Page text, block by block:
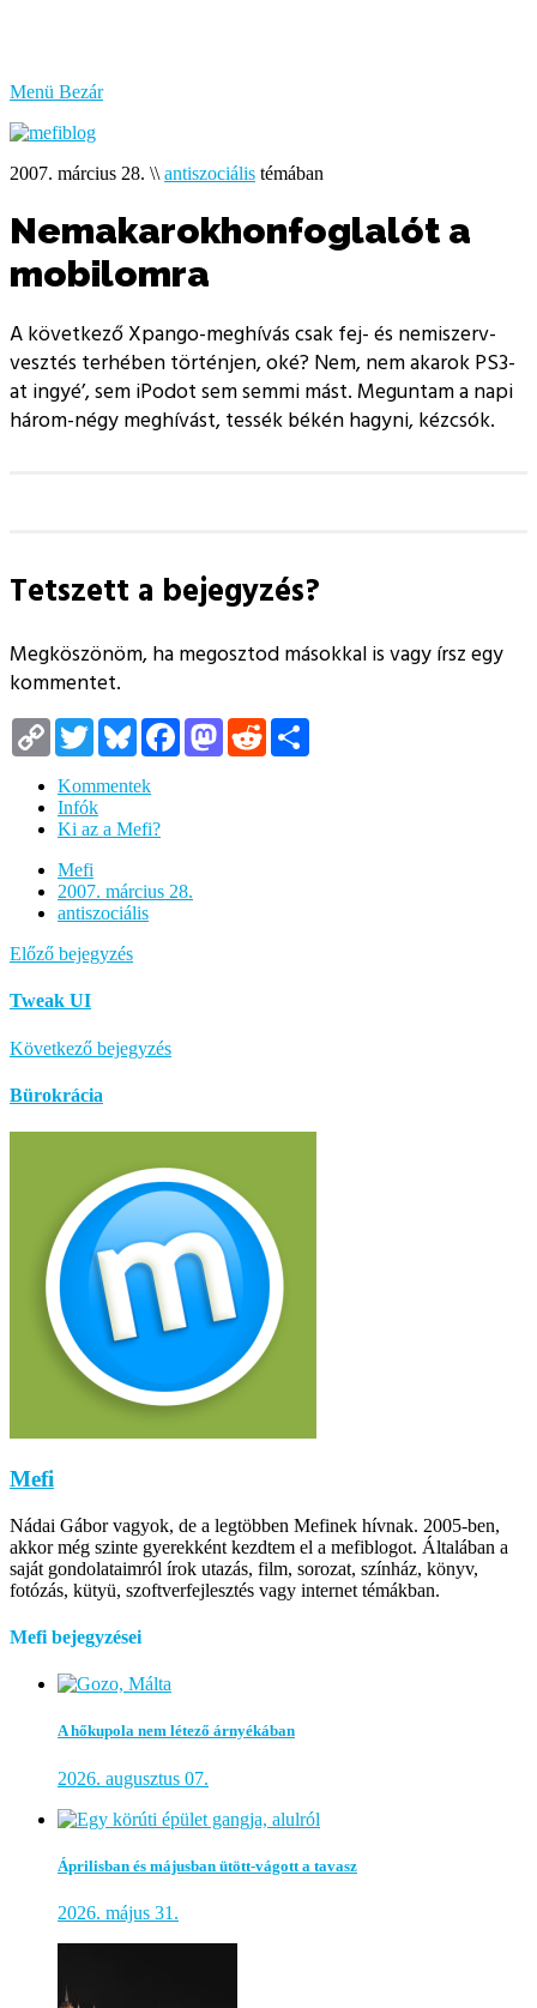
Menü Bezár
2007. március 28. \\ antiszociális témában
Nemakarokhonfoglalót a
mobilomra
A következő Xpango-meghívás csak fej- és nemiszerv-
vesztés terhében történjen, oké? Nem, nem akarok PS3-
at ingyé’, sem iPodot sem semmi mást. Meguntam a napi
három-négy meghívást, tessék békén hagyni, kézcsók.
Tetszett a bejegyzés?
Megköszönöm, ha megosztod másokkal is vagy írsz egy
kommentet.
Copy
Link
TwitterBlueskyFacebookMastodon
Reddit
Kommentek
Infók
Ki az a Mefi?
Mefi
2007. március 28.
antiszociális
Előző bejegyzés
Tweak UI
Következő bejegyzés
Bürokrácia
Mefi
Nádai Gábor vagyok, de a legtöbben Mefinek hívnak. 2005-ben,
akkor még szinte gyerekként kezdtem el a mefiblogot. Általában a
saját gondolataimról írok utazás, film, sorozat, színház, könyv,
fotózás, kütyü, szoftverfejlesztés vagy internet témákban.
Mefi bejegyzései
A hőkupola nem létező árnyékában
2026. augusztus 07.
Áprilisban és májusban ütött-vágott a tavasz
2026. május 31.